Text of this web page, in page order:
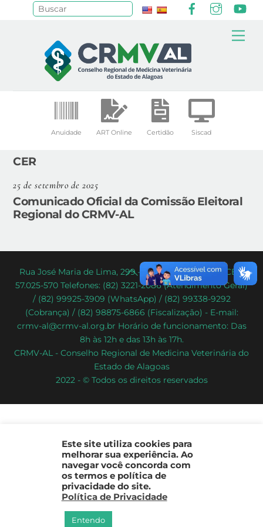
Anuidade ART Online Certidão Siscad
CER
25 de setembro de 2025
Comunicado Oficial da Comissão Eleitoral
Regional do CRMV-AL
Back
To
Top
Rua José Maria de Lima, 299 – Poço – Maceió/AL – CEP:
57.025-570 Telefones: (82) 3221-2086 (Atendimento Geral)
/ (82) 99925-3909 (WhatsApp) / (82) 99338-9292
(Cobrança) / (82) 98875-6866 (Fiscalização) - E-mail:
crmv-al@crmv-al.org.br Horário de funcionamento: Das
8h às 12h e das 13h às 17h.
CRMV-AL - Conselho Regional de Medicina Veterinária do
Estado de Alagoas
2022 - © Todos os direitos reservados
Este site utiliza cookies para
melhorar sua experiência. Ao
navegar você concorda com
os termos e política de
privacidade do site.
Política de Privacidade
Entendo